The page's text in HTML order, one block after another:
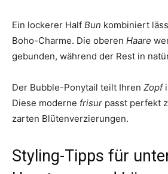
Ein lockerer Half Bun kombiniert
Boho-Charme. Die oberen Haare
gebunden, während der Rest in
Der Bubble-Ponytail teilt Ihren Zopf
Diese moderne frisur passt perfekt
zarten Blütenverzierungen.
Styling-Tipps für